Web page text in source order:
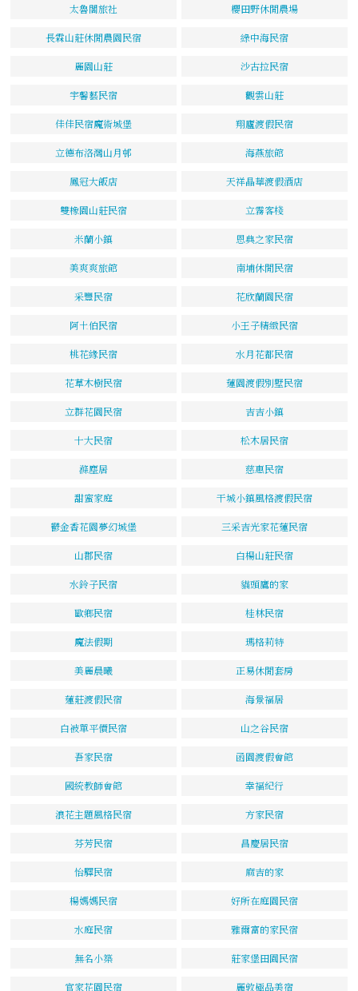
太魯閣旅社 櫻田野休閒農場
長霖山莊休閒農園民宿 綠中海民宿
麗園山莊 沙古拉民宿
宇馨藝民宿 觀雲山莊
佳佳民宿魔術城堡 翔廬渡假民宿
立德布洛灣山月邨 海燕旅館
鳳冠大飯店 天祥晶華渡假酒店
雙橡園山莊民宿 立霧客棧
米蘭小鎮 恩典之家民宿
美爽爽旅館 南埔休閒民宿
采豐民宿 花欣蘭園民宿
阿土伯民宿 小王子精緻民宿
桃花緣民宿 水月花都民宿
花草木樹民宿 蓮園渡假別墅民宿
立群花園民宿 吉吉小鎮
十大民宿 松木居民宿
滌塵居 慈惠民宿
甜蜜家庭 干城小鎮風格渡假民宿
鬱金香花園夢幻城堡 三采吉光家花蓮民宿
山郡民宿 白楊山莊民宿
水鈴子民宿 貓頭鷹的家
歐鄉民宿 桂林民宿
魔法假期 瑪格莉特
美麗晨曦 正易休閒套房
蓮莊渡假民宿 海景福居
白被單平價民宿 山之谷民宿
吾家民宿 函園渡假會館
國統教師會館 幸福紀行
浪花主題風格民宿 方家民宿
芬芳民宿 昌慶居民宿
怡驛民宿 麻吉的家
楊媽媽民宿 好所在庭園民宿
水庭民宿 雅爾富的家民宿
無名小築 莊家堡田園民宿
官家花園民宿 麗敦極品美宿